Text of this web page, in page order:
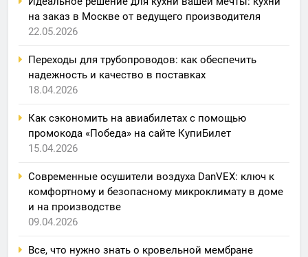
на заказ в Москве от ведущего производителя
22.05.2026
Переходы для трубопроводов: как обеспечить
надежность и качество в поставках
18.04.2026
Как сэкономить на авиабилетах с помощью
промокода «Победа» на сайте КупиБилет
15.04.2026
Современные осушители воздуха DanVEX: ключ к
комфортному и безопасному микроклимату в доме
и на производстве
09.04.2026
Все, что нужно знать о кровельной мембране